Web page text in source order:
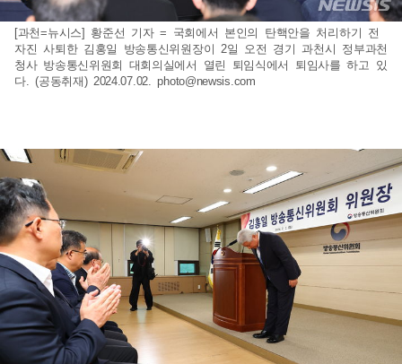
[과천=뉴시스] 황준선 기자 = 국회에서 본인의 탄핵안을 처리하기 전
자진 사퇴한 김홍일 방송통신위원장이 2일 오전 경기 과천시 정부과천
청사 방송통신위원회 대회의실에서 열린 퇴임식에서 퇴임사를 하고 있
다. (공동취재) 2024.07.02.photo@newsis.com